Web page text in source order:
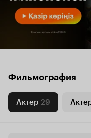
Фильмография
Актер 29